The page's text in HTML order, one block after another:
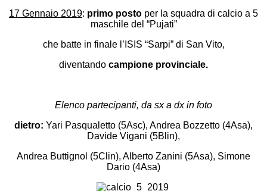
17 Gennaio 2019: primo posto per la squadra di calcio a 5
maschile del “Pujati”
che batte in finale l’ISIS “Sarpi” di San Vito,
diventando campione provinciale.
Elenco partecipanti, da sx a dx in foto
dietro: Yari Pasqualetto (5Asc), Andrea Bozzetto (4Asa),
Davide Vigani (5Blin),
Andrea Buttignol (5Clin), Alberto Zanini (5Asa), Simone
Dario (4Asa)